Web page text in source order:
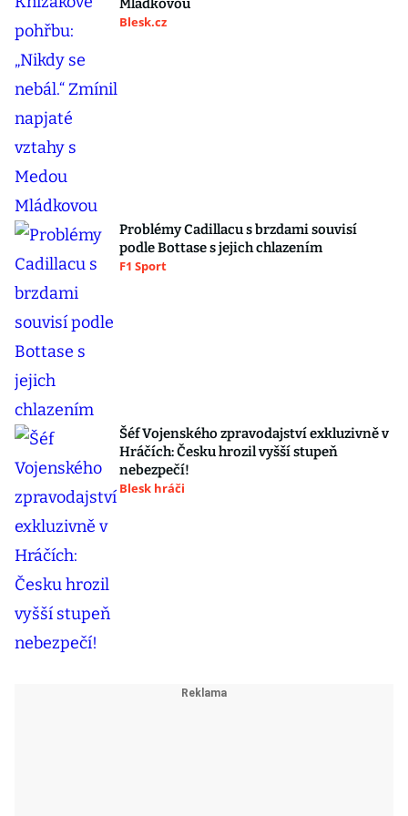
Mládkovou
Blesk.cz
Problémy Cadillacu s brzdami souvisí
podle Bottase s jejich chlazením
F1 Sport
Šéf Vojenského zpravodajství exkluzivně v
Hráčích: Česku hrozil vyšší stupeň
nebezpečí!
Blesk hráči